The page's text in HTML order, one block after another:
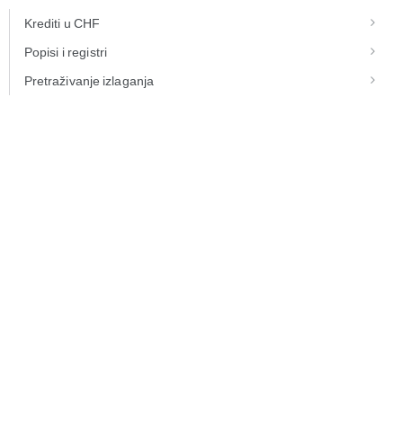
Krediti u CHF
Popisi i registri
Pretraživanje izlaganja